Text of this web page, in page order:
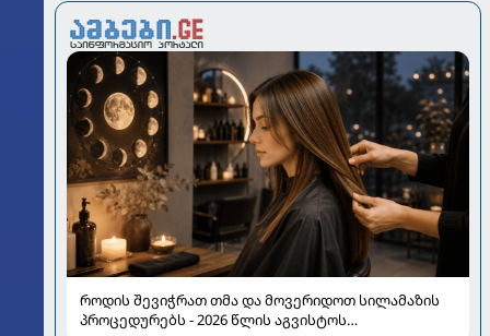
როდის შევიჭრათ თმა და მოვერიდოთ სილამაზის
პროცედურებს - 2026 წლის აგვისტოს